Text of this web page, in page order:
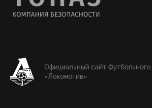
Официальный сайт Футбольного
«Локомотив»